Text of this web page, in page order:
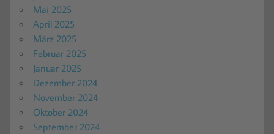
Mai 2025
April 2025
März 2025
Februar 2025
Januar 2025
Dezember 2024
November 2024
Oktober 2024
September 2024